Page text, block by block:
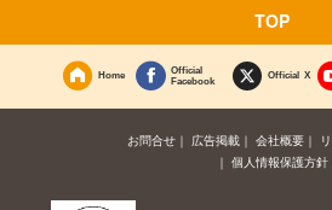
TOP
Home
Official
Facebook
Official X
お問合せ 広告掲載 会社概要
個人情報保護方針